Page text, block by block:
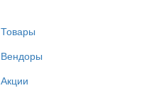
Товары
Вендоры
Акции